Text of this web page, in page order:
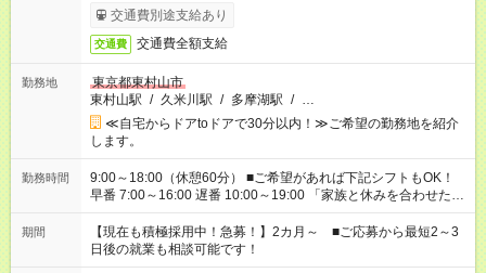
交通費別途支給あり
交通費 交通費全額支給
勤務地
東京都東村山市
東村山駅 / 久米川駅 / 多摩湖駅 / …
≪自宅からドアtoドアで30分以内！≫ご希望の勤務地を紹介
します。
勤務時間
9:00～18:00（休憩60分） ■ご希望があれば下記シフトもOK！
早番 7:00～16:00 遅番 10:00～19:00 「家族と休みを合わせた
い」 「余裕を持って夕飯の準備がしたい」 「できれば残業はし
たくない」 など、ご希望を教えてくださいね。 ※Wワーク希望
の方へ 今ご覧のお仕事で希望する勤務時間と、もう1つのお仕事
の勤務時間。 合計で週40時間を超える場合は応募できません。
期間
【現在も積極採用中！急募！】2カ月～ ■ご応募から最短2～3
日後の就業も相談可能です！